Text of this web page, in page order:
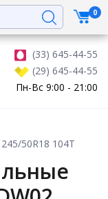
(33) 645-44-55
(29) 645-44-55
Пн-Вс 9:00 - 21:00
0
50R18 104T